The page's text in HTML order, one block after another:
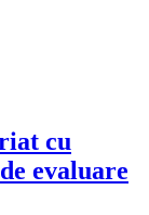
cu
evaluare